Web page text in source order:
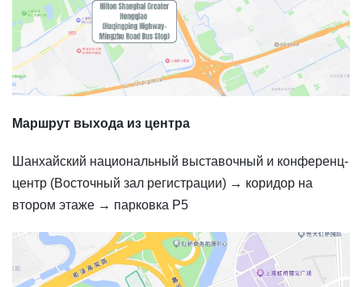
Маршрут выхода из центра
Шанхайский национальный выставочный и конференц-
центр (Восточный зал регистрации) → коридор на
втором этаже → парковка P5